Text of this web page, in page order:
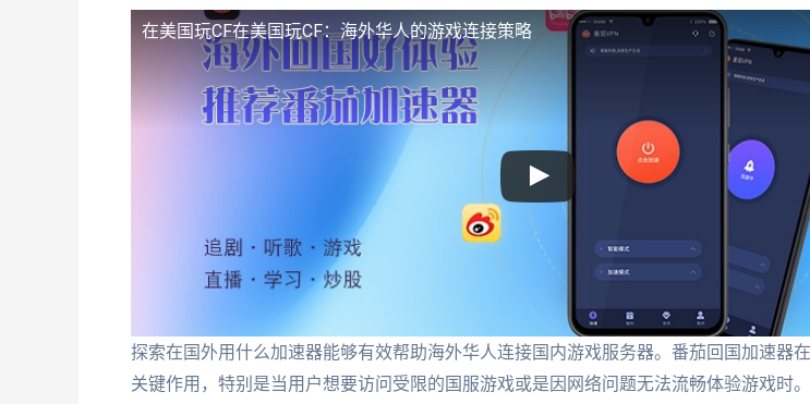
在美国玩CF在美国玩CF：海外华人的游戏连接策略
探索在国外用什么加速器能够有效帮助海外华人连接国内游戏服务器。番茄回国加速器
关键作用，特别是当用户想要访问受限的国服游戏或是因网络问题无法流畅体验游戏时